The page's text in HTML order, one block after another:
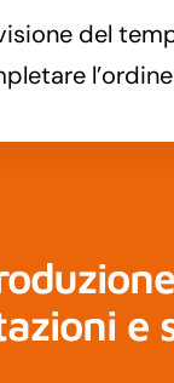
del
l’ordine
e